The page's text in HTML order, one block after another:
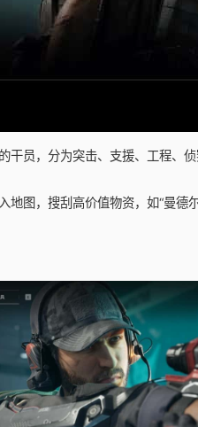
干员，分为突击、支援、工程、
地图，搜刮高价值物资，如“曼德